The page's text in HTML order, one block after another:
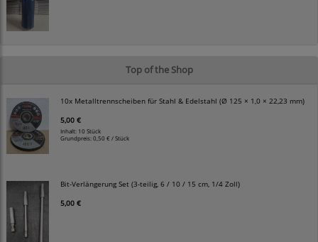
Top of the Shop
10x Metalltrennscheiben für Stahl & Edelstahl (Ø 125 × 1,0 × 22,23 mm)
5,00 €
Inhalt: 10 Stück
Grundpreis:0,50 € / Stück
Bit-Verlängerung Set (3-teilig, 6 / 10 / 15 cm, 1/4 Zoll)
5,00 €